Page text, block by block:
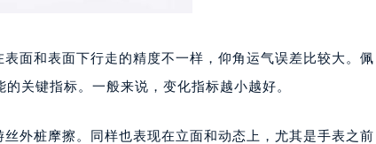
面和表面下行走的精度不一样，仰角运气误差比较大。佩
关键指标。一般来说，变化指标越小越好。
外桩摩擦。同样也表现在立面和动态上，尤其是手表之前